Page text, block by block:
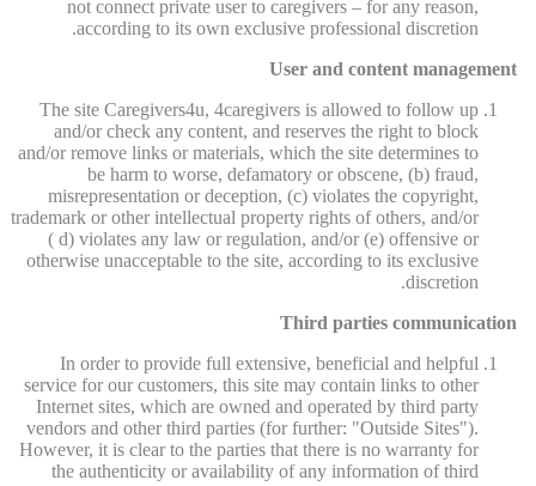
not connect private user to caregivers – for any reason,
according to its own exclusive professional discretion.
User and content management
The site Caregivers4u, 4caregivers is allowed to follow up
and/or check any content, and reserves the right to block
and/or remove links or materials, which the site determines to
be harm to worse, defamatory or obscene, (b) fraud,
misrepresentation or deception, (c) violates the copyright,
trademark or other intellectual property rights of others, and/or
( d) violates any law or regulation, and/or (e) offensive or
otherwise unacceptable to the site, according to its exclusive
discretion.
Third parties communication
In order to provide full extensive, beneficial and helpful
service for our customers, this site may contain links to other
Internet sites, which are owned and operated by third party
vendors and other third parties (for further: "Outside Sites").
However, it is clear to the parties that there is no warranty for
the authenticity or availability of any information of third